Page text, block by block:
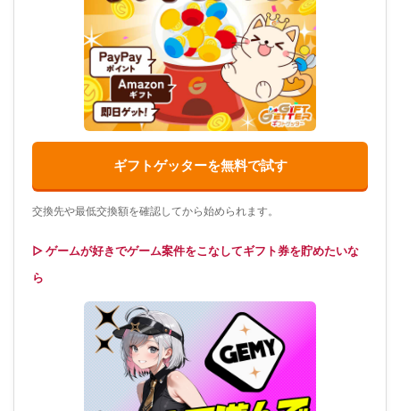
ギフトゲッターを無料で試す
交換先や最低交換額を確認してから始められます。
▷ ゲームが好きでゲーム案件をこなしてギフト券を貯めたいな
ら